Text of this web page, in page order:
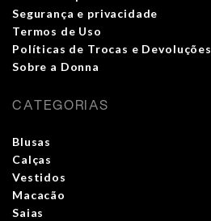
Segurança e privacidade
Termos de Uso
Políticas de Trocas e Devoluções
Sobre a Donna
CATEGORIAS
Blusas
Calças
Vestidos
Macacão
Saias